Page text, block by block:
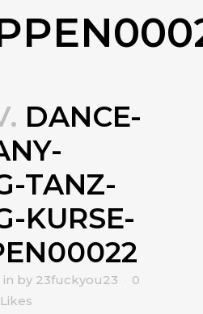
DANCE-
TANZ-
KURSE-
in by 23fuckyou23
0
Likes